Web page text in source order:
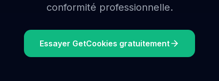
conformité professionnelle.
Essayer GetCookies gratuitement